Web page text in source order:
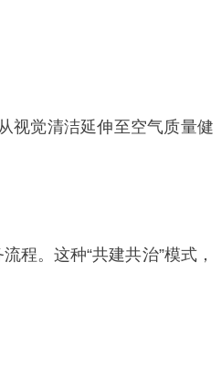
视觉清洁延伸至空气质量健
程。这种“共建共治”模式，